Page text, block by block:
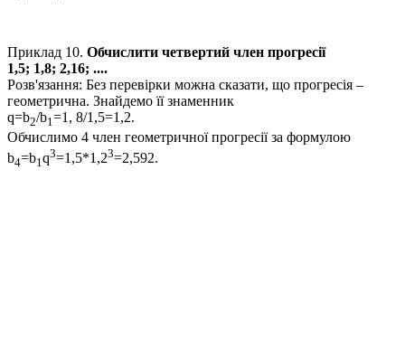
Приклад 10. Обчислити четвертий член прогресії
1,5; 1,8; 2,16; ....
Розв'язання: Без перевірки можна сказати, що прогресія –
геометрична. Знайдемо її знаменник
q=b2/b1=1, 8/1,5=1,2.
Обчислимо 4 член геометричної прогресії за формулою
b4=b1 q3=1,5*1,23=2,592.